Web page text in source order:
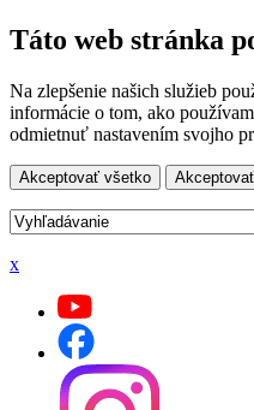
Táto web stránka
Na zlepšenie našich služieb
informácie o tom, ako
odmietnuť nastavením svojho
Akceptovať všetko
x